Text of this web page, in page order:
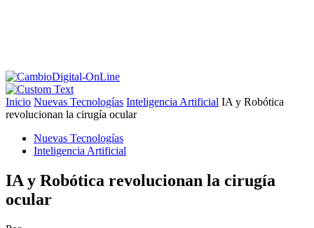
Inicio Nuevas Tecnologías Inteligencia Artificial IA y Robótica
revolucionan la cirugía ocular
Nuevas Tecnologías
Inteligencia Artificial
IA y Robótica revolucionan la cirugía
ocular